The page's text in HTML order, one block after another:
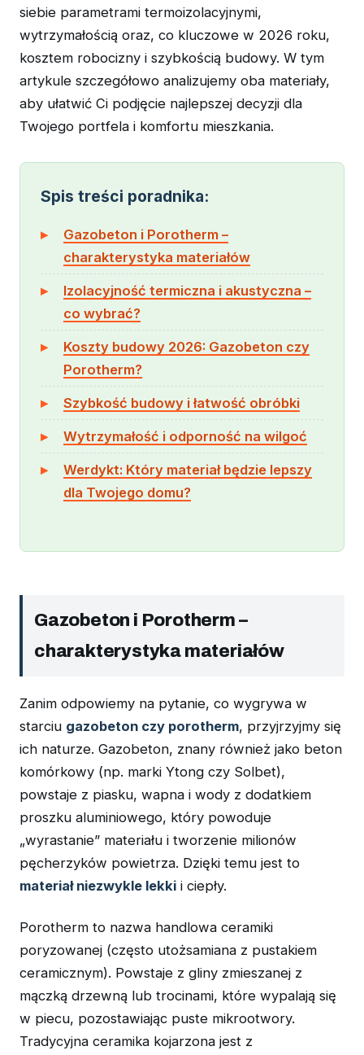
siebie parametrami termoizolacyjnymi,
wytrzymałością oraz, co kluczowe w 2026 roku,
kosztem robocizny i szybkością budowy. W tym
artykule szczegółowo analizujemy oba materiały,
aby ułatwić Ci podjęcie najlepszej decyzji dla
Twojego portfela i komfortu mieszkania.
Spis treści poradnika:
Gazobeton i Porotherm –
charakterystyka materiałów
Izolacyjność termiczna i akustyczna –
co wybrać?
Koszty budowy 2026: Gazobeton czy
Porotherm?
Szybkość budowy i łatwość obróbki
Wytrzymałość i odporność na wilgoć
Werdykt: Który materiał będzie lepszy
dla Twojego domu?
Gazobeton i Porotherm –
charakterystyka materiałów
Zanim odpowiemy na pytanie, co wygrywa w
starciu gazobeton czy porotherm, przyjrzyjmy się
ich naturze. Gazobeton, znany również jako beton
komórkowy (np. marki Ytong czy Solbet),
powstaje z piasku, wapna i wody z dodatkiem
proszku aluminiowego, który powoduje
„wyrastanie” materiału i tworzenie milionów
pęcherzyków powietrza. Dzięki temu jest to
materiał niezwykle lekki i ciepły.
Porotherm to nazwa handlowa ceramiki
poryzowanej (często utożsamiana z pustakiem
ceramicznym). Powstaje z gliny zmieszanej z
mączką drzewną lub trocinami, które wypalają się
w piecu, pozostawiając puste mikrootwory.
Tradycyjna ceramika kojarzona jest z